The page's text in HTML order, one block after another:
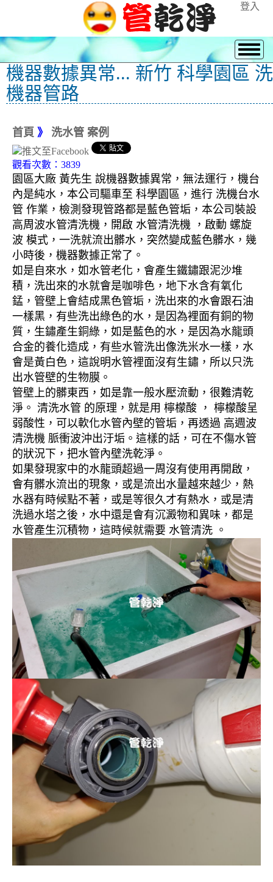
登入
機器數據異常... 新竹 科學園區 洗
機器管路
首頁 》 洗水管 案例
觀看次數：3839
園區大廠 黃先生 說機器數據異常，無法運行，機台
內是純水，本公司驅車至 科學園區，進行 洗機台水
管 作業，檢測發現管路都是藍色管垢，本公司裝設
高周波水管清洗機，開啟 水管清洗機 ，啟動 螺旋
波 模式，一洗就流出髒水，突然變成藍色髒水，幾
小時後，機器數據正常了。
如是自來水，如水管老化，會產生鐵鏽跟泥沙堆
積，洗出來的水就會是咖啡色，地下水含有氧化
錳，管壁上會結成黑色管垢，洗出來的水會跟石油
一樣黑，有些洗出綠色的水，是因為裡面有銅的物
質，生鏽產生銅綠，如是藍色的水，是因為水龍頭
合金的養化造成，有些水管洗出像洗米水一樣，水
會是黃白色，這說明水管裡面沒有生鏽，所以只洗
出水管壁的生物膜。
管壁上的髒東西，如是靠一般水壓流動，很難清乾
淨。 清洗水管 的原理，就是用 檸檬酸 ， 檸檬酸呈
弱酸性，可以軟化水管內壁的管垢，再透過 高週波
清洗機 脈衝波沖出汙垢。這樣的話，可在不傷水管
的狀況下，把水管內壁洗乾淨。
如果發現家中的水龍頭超過一周沒有使用再開啟，
會有髒水流出的現象，或是流出水量越來越少，熱
水器有時候點不著，或是等很久才有熱水，或是清
洗過水塔之後，水中還是會有沉澱物和異味，都是
水管產生沉積物，這時候就需要 水管清洗 。